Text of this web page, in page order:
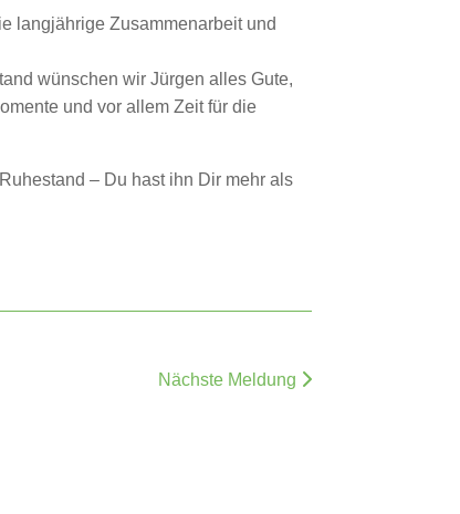
langjährige Zusammenarbeit und
wünschen wir Jürgen alles Gute,
und vor allem Zeit für die
– Du hast ihn Dir mehr als
Nächste Meldung